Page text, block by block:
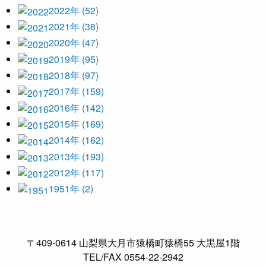
2022年 (52)
2021年 (38)
2020年 (47)
2019年 (95)
2018年 (97)
2017年 (159)
2016年 (142)
2015年 (169)
2014年 (162)
2013年 (193)
2012年 (117)
1951年 (2)
〒409-0614 山梨県大月市猿橋町猿橋55 大黒屋1階
TEL/FAX 0554-22-2942